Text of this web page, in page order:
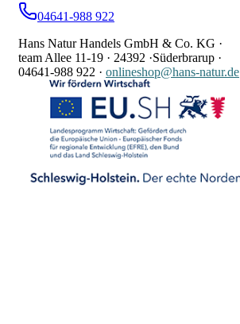
04641-988 922
Hans Natur Handels GmbH & Co. KG ·
team Allee 11-19 · 24392 ·Süderbrarup ·
04641-988 922 · onlineshop@hans-natur.de